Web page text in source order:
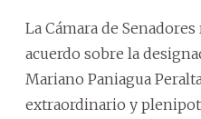
La Cámara de
acuerdo sobre la
Mariano Paniagua
extraordinario y